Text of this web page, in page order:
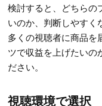
検討すると、どちらの
いのか、判断しやすく
多くの視聴者に商品を
ツで収益を上げたいの
ださい。
視聴環境で選択